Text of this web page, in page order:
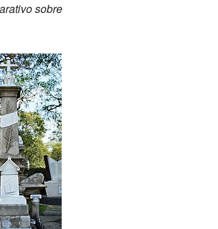
sobre